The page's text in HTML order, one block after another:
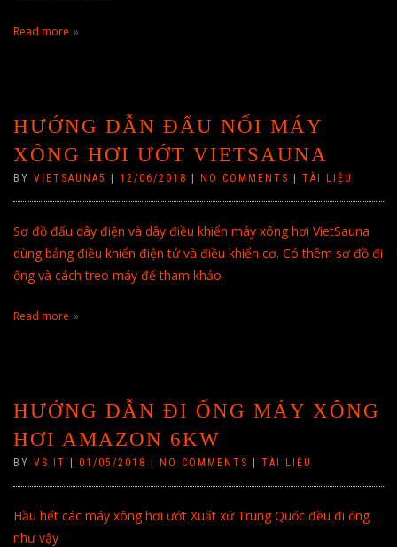
Read more
HƯỚNG DẪN ĐẤU NỐI MÁY
XÔNG HƠI ƯỚT VIETSAUNA
BY VIETSAUNA5 12/06/2018 NO COMMENTS TÀI LIỆU
Sơ đồ đấu dây điện và dây điều khiển máy xông hơi VietSauna
dùng bảng điều khiển điện tử và điều khiển cơ. Có thêm sơ đồ đi
ống và cách treo máy để tham khảo
Read more
HƯỚNG DẪN ĐI ỐNG MÁY XÔNG
HƠI AMAZON 6KW
BY VS IT 01/05/2018 NO COMMENTS TÀI LIỆU
Hầu hết các máy xông hơi ướt Xuất xứ Trung Quốc đều đi ống
như vậy